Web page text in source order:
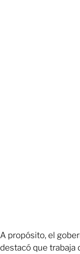
A propósito, el
destacó que trabaja